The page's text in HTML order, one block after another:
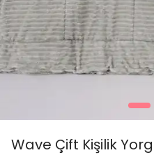
Wave Çift Kişilik